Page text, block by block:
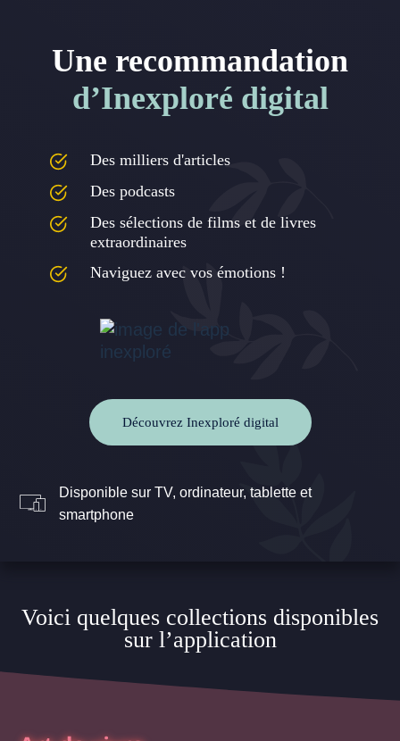
Une recommandation
d’Inexploré digital
Des milliers d'articles
Des podcasts
Des sélections de films et de livres
extraordinaires
Naviguez avec vos émotions !
Découvrez Inexploré digital
Disponible sur TV, ordinateur, tablette et
smartphone
Voici quelques collections disponibles
sur l’application